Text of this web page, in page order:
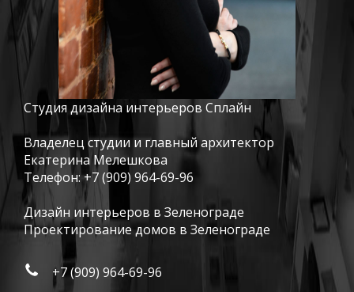
Студия дизайна интерьеров Сплайн
Владелец студии и главный архитектор
Екатерина Мелешкова
Телефон:+7 (909) 964-69-96
Дизайн интерьеров в Зеленограде
Проектирование домов в Зеленограде
+7 (909) 964-69-96